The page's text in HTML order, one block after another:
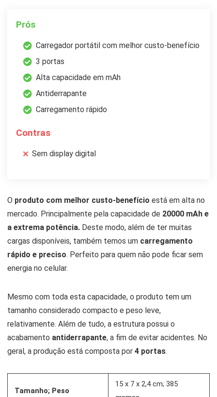
Prós
Carregador portátil com melhor custo-benefício
3 portas
Alta capacidade em mAh
Antiderrapante
Carregamento rápido
Contras
Sem display digital
O produto com melhor custo-benefício está em alta no
mercado. Principalmente pela capacidade de 20000 mAh e
a extrema potência. Deste modo, além de ter muitas
cargas disponíveis, também temos um carregamento
rápido e preciso. Perfeito para quem não pode ficar sem
energia no celular.
Mesmo com toda esta capacidade, o produto tem um
tamanho considerado compacto e peso leve,
relativamente. Além de tudo, a estrutura possui o
acabamento antiderrapante, a fim de evitar acidentes. No
geral, a produção está composta por 4 portas.
Tamanho; Peso
15 x 7 x 2,4 cm; 385